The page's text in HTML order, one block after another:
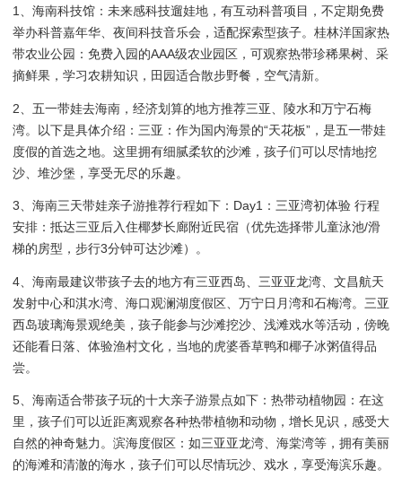
1、海南科技馆：未来感科技遛娃地，有互动科普项目，不定期免费
举办科普嘉年华、夜间科技音乐会，适配探索型孩子。桂林洋国家热
带农业公园：免费入园的AAA级农业园区，可观察热带珍稀果树、采
摘鲜果，学习农耕知识，田园适合散步野餐，空气清新。
2、五一带娃去海南，经济划算的地方推荐三亚、陵水和万宁石梅
湾。以下是具体介绍：三亚：作为国内海景的“天花板”，是五一带娃
度假的首选之地。这里拥有细腻柔软的沙滩，孩子们可以尽情地挖
沙、堆沙堡，享受无尽的乐趣。
3、海南三天带娃亲子游推荐行程如下：Day1：三亚湾初体验 行程
安排：抵达三亚后入住椰梦长廊附近民宿（优先选择带儿童泳池/滑
梯的房型，步行3分钟可达沙滩）。
4、海南最建议带孩子去的地方有三亚西岛、三亚亚龙湾、文昌航天
发射中心和淇水湾、海口观澜湖度假区、万宁日月湾和石梅湾。三亚
西岛玻璃海景观绝美，孩子能参与沙滩挖沙、浅滩戏水等活动，傍晚
还能看日落、体验渔村文化，当地的虎婆香草鸭和椰子冰粥值得品
尝。
5、海南适合带孩子玩的十大亲子游景点如下：热带动植物园：在这
里，孩子们可以近距离观察各种热带植物和动物，增长见识，感受大
自然的神奇魅力。滨海度假区：如三亚亚龙湾、海棠湾等，拥有美丽
的海滩和清澈的海水，孩子们可以尽情玩沙、戏水，享受海滨乐趣。